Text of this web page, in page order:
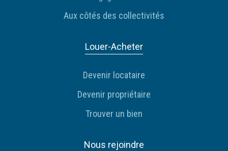
Aux côtés des collectivités
Louer-Acheter
Devenir locataire
Devenir propriétaire
Trouver un bien
Nous rejoindre